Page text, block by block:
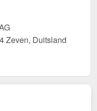
Zeven, Duitsland